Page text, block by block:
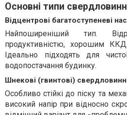
Основні типи
Відцентрові багатоступеневі
Найпоширеніший тип.
продуктивністю, хорошим
Ідеально підходять для
водопостачання будинку.
Шнекові (гвинтові)
Особливо стійкі до піску та
високий напір при відносно